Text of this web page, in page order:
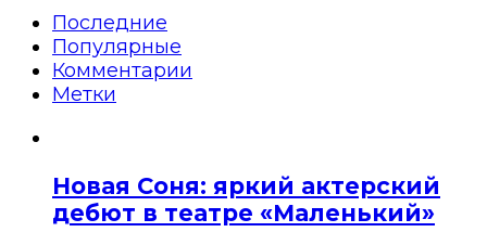
Последние
Популярные
Комментарии
Метки
Новая Соня: яркий актерский
дебют в театре «Маленький»